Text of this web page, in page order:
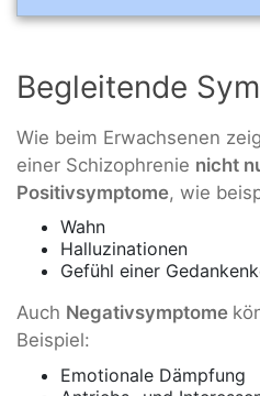
Begleitende
Wie beim Erwachsenen
einer Schizophrenie nicht
Positivsymptome, wie
Wahn
Halluzinationen
Gefühl einer
Auch Negativsymptome
Beispiel:
Emotionale Dämpfung